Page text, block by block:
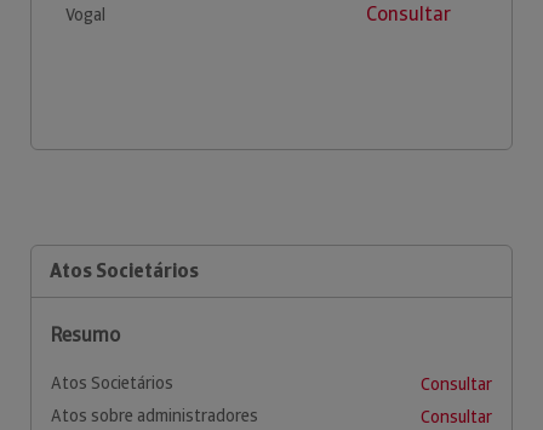
Vogal Consultar
Atos Societários
Resumo
Atos Societários
Consultar
Atos sobre administradores
Consultar